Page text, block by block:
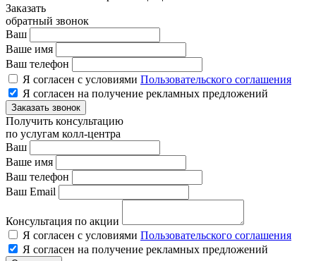
Заказать
обратный звонок
Ваш
Ваше имя
Ваш телефон
Я согласен с условиями Пользовательского соглашения
Я согласен на получение рекламных предложений
Заказать звонок
Получить консультацию
по услугам колл-центра
Ваш
Ваше имя
Ваш телефон
Ваш Email
Консультация по акции
Я согласен с условиями Пользовательского соглашения
Я согласен на получение рекламных предложений